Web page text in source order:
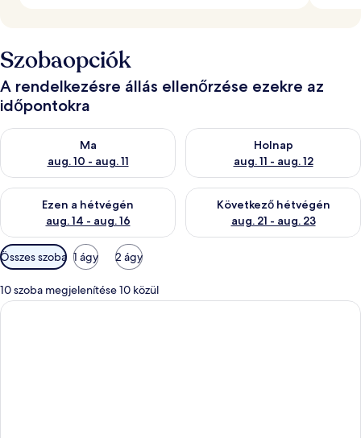
Szobaopciók
A rendelkezésre állás ellenőrzése ezekre az
időpontokra
Ma
aug. 10 - aug. 11
A ma esti rendelkezésre állás ellenőrzése: aug. 10 - aug. 11
Holnap
aug. 11 - aug. 12
A holnapi rendelkezésre állás
Ezen a hétvégén
aug. 14 - aug. 16
A mostani hétvégi rendelkezésre állás ellenőrzése: aug. 14 -
Következő hétvégén
aug. 21 - aug. 23
A következő hétvégi
Szobákhoz
rendelkezésre
álló
szűrők
Összes szoba 1 ágy 2 ágy
10 szoba megjelenítése 10 közül